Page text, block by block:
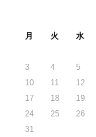
月 火 水
3
4 5
10
11 12
17
18 19
24
25 26
31